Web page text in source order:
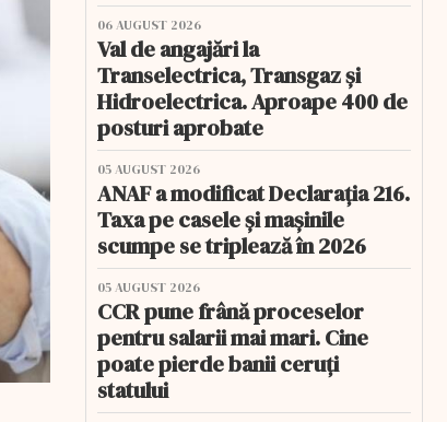
06 AUGUST 2026
Val de angajări la
Transelectrica, Transgaz și
Hidroelectrica. Aproape 400 de
posturi aprobate
05 AUGUST 2026
ANAF a modificat Declarația 216.
Taxa pe casele și mașinile
scumpe se triplează în 2026
05 AUGUST 2026
CCR pune frână proceselor
pentru salarii mai mari. Cine
poate pierde banii ceruți
statului